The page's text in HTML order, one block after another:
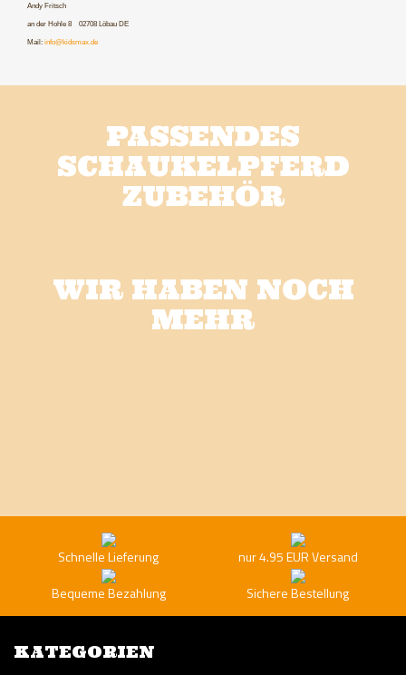
Andy Fritsch
an der Hohle 8 02708 Löbau DE
Mail: info@kidsmax.de
PASSENDES
SCHAUKELPFERD
ZUBEHÖR
WIR HABEN NOCH
MEHR
Schnelle Lieferung
nur 4.95 EUR Versand
Bequeme Bezahlung
Sichere Bestellung
KATEGORIEN